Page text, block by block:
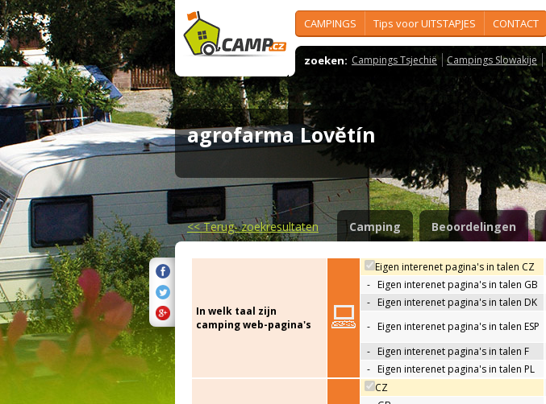
CAMPINGS Tips voor UITSTAPJES CONTACT
zoeken: Campings Tsjechië Campings Slowakije
agrofarma Lovětín
<<Terug- zoekresultaten Camping Beoordelingen
In welk taal zijn
camping web-pagina's
Eigen interenet pagina's in talen CZ
- Eigen interenet pagina's in talen GB
- Eigen interenet pagina's in talen DK
- Eigen interenet pagina's in talen ESP
- Eigen interenet pagina's in talen F
- Eigen interenet pagina's in talen PL
CZ